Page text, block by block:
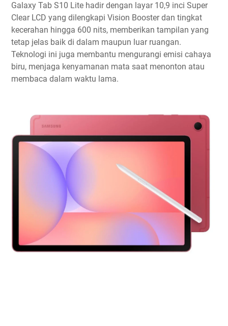
Galaxy Tab S10 Lite hadir dengan layar 10,9 inci Super
Clear LCD yang dilengkapi Vision Booster dan tingkat
kecerahan hingga 600 nits, memberikan tampilan yang
tetap jelas baik di dalam maupun luar ruangan.
Teknologi ini juga membantu mengurangi emisi cahaya
biru, menjaga kenyamanan mata saat menonton atau
membaca dalam waktu lama.